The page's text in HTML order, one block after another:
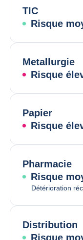
TIC
Risque
Metallurgie
Risque
Papier
Risque
Pharmacie
Risque
Détérioration
Distribution
Risque